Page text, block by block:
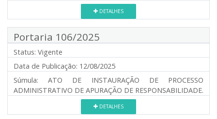
DETALHES
Portaria 106/2025
Status: Vigente
Data de Publicação: 12/08/2025
Súmula: ATO DE INSTAURAÇÃO DE PROCESSO
ADMINISTRATIVO DE APURAÇÃO DE RESPONSABILIDADE.
DETALHES